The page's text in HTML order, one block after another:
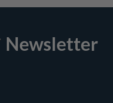
Newsletter